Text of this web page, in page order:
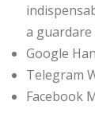
a guardare
Google
Telegram
Facebook